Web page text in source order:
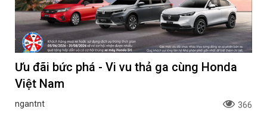
Ưu đãi bức phá - Vi vu thả ga cùng Honda
Việt Nam
ngantnt 366